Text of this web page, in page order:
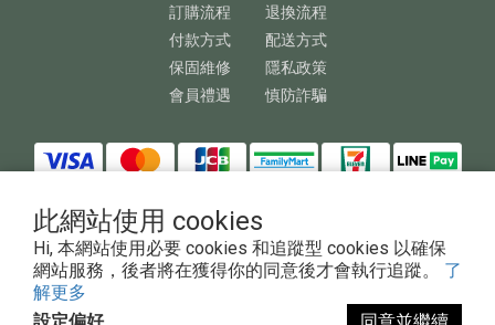
此網站使用 cookies
Hi, 本網站使用必要 cookies 和追蹤型 cookies 以確保
網站服務，後者將在獲得你的同意後才會執行追蹤。 了
解更多
訂購流程
退換流程
付款方式
配送方式
保固維修
隱私政策
會員禮遇
慎防詐騙